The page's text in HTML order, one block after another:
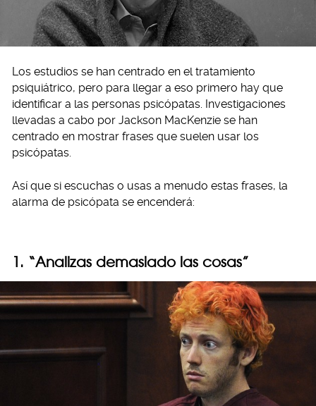
Los estudios se han centrado en el tratamiento
psiquiátrico, pero para llegar a eso primero hay que
identificar a las personas psicópatas. Investigaciones
llevadas a cabo por Jackson MacKenzie se han
centrado en mostrar frases que suelen usar los
psicópatas.
Así que si escuchas o usas a menudo estas frases, la
alarma de psicópata se encenderá:
1. “Analizas demasiado las cosas”